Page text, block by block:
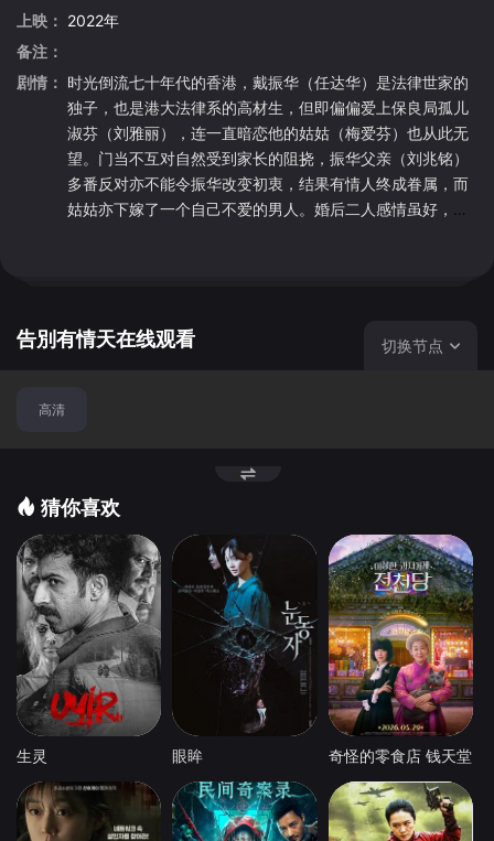
上映： 2022年
备注：
剧情： 时光倒流七十年代的香港，戴振华（任达华）是法律世家的
独子，也是港大法律系的高材生，但即偏偏爱上保良局孤儿
淑芬（刘雅丽），连一直暗恋他的姑姑（梅爱芬）也从此无
望。门当不互对自然受到家长的阻挠，振华父亲（刘兆铭）
多番反对亦不能令振华改变初衷，结果有情人终成眷属，而
姑姑亦下嫁了一个自己不爱的男人。婚后二人感情虽好，但
阴影笼罩整个家庭。
告別有情天在线观看 切换节点
高清
猜你喜欢
生灵 眼眸 奇怪的零食店 钱天堂